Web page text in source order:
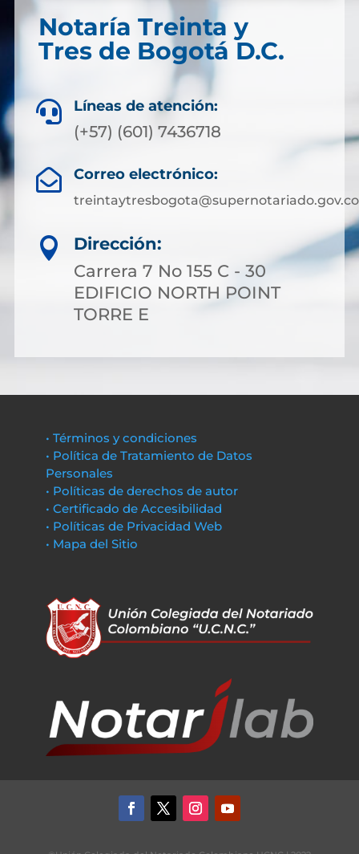
Notaría Treinta y
Tres de Bogotá D.C.
 Líneas de atención:
(+57) (601) 7436718
 Correo electrónico:
treintaytresbogota@supernotariado.gov.co

Dirección:
Carrera 7 No 155 C - 30
EDIFICIO NORTH POINT
TORRE E
• Términos y condiciones
• Política de Tratamiento de Datos
Personales
• Políticas de derechos de autor
• Certificado de Accesibilidad
• Políticas de Privacidad Web
• Mapa del Sitio